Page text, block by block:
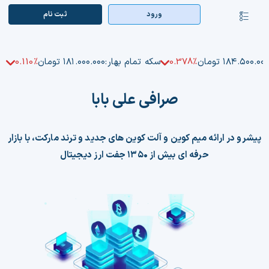
کنترلر
قیمت تتر
تابلوخوانی ارزهای دیجیتال
ورود ثبت‌ نام
۱۸۴.۵۰۰.۰۰۰ تومان 0.378% سکه تمام بهار:۱۸۱.۰۰۰.۰۰۰ تومان 0.110%
صرافی علی بابا
پیشرو در ارائه میم کوین و آلت کوین های جدید و ترند مارکت، با بازار
حرفه ای بیش از ۱۳۵۰ جفت ارز دیجیتال